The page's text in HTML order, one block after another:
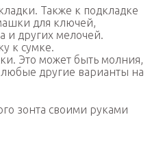
Также к подкладке
для ключей,
и других мелочей.
к сумке.
Это может быть молния,
другие варианты на